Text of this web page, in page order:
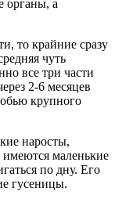
органы, а
то крайние сразу
чуть
все три части
2-6 месяцев
крупного
наросты,
маленькие
по дну. Его
гусеницы.